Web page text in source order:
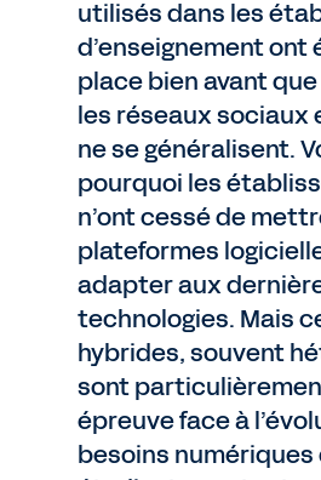
utilisés dans les
d’enseignement ont
place bien avant
les réseaux sociaux
ne se généralisent.
pourquoi les
n’ont cessé de
plateformes
adapter aux
technologies. Mais
hybrides, souvent
sont
épreuve face à
besoins numériques